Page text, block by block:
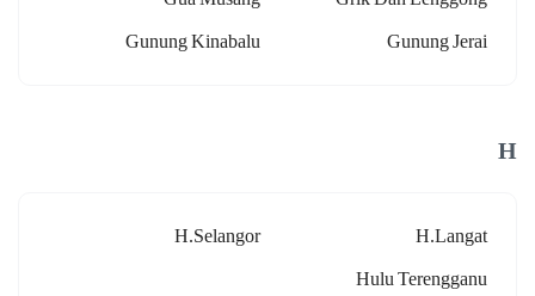
Gunung Jerai
Gunung Kinabalu
H
H.langat
H.selangor
Hulu Terengganu